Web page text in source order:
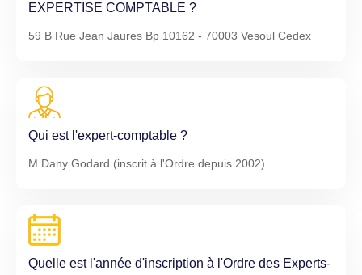
EXPERTISE COMPTABLE ?
59 B Rue Jean Jaures Bp 10162 - 70003 Vesoul Cedex
Qui est l'expert-comptable ?
M Dany Godard (inscrit à l'Ordre depuis 2002)
Quelle est l'année d'inscription à l'Ordre des Experts-